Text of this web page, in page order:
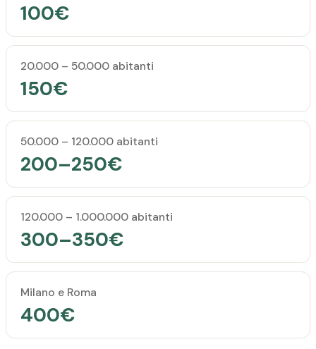
100€
20.000 – 50.000 abitanti
150€
50.000 – 120.000 abitanti
200–250€
120.000 – 1.000.000 abitanti
300–350€
Milano e Roma
400€